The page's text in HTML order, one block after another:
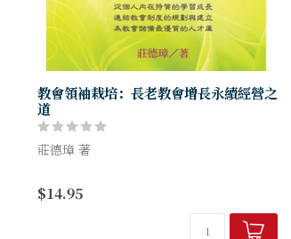
教會領袖栽培：長老教會增長永續經營之
道
莊德璋 著
對幼年到松年領袖的不同需求、靈魂體的造
就到恩賜的栽培、各種關懷組織與輔助金的
建置與實施，有具體實用的建議...
$14.95